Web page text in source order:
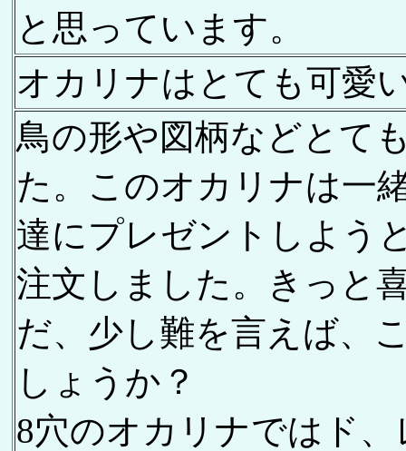
と思っています。
オカリナはとても可愛
鳥の形や図柄などとて
た。このオカリナは一
達にプレゼントしよう
注文しました。きっと
だ、少し難を言えば、
しょうか？
8穴のオカリナではド